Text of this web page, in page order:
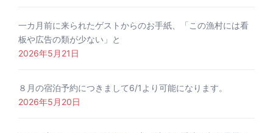
一カ月前に来られたゲストからのお手紙、「この漁村には看
板や広告の類が少ない」と
2026年5月21日
８月の宿泊予約につきまして6/1より可能になります。
2026年5月20日